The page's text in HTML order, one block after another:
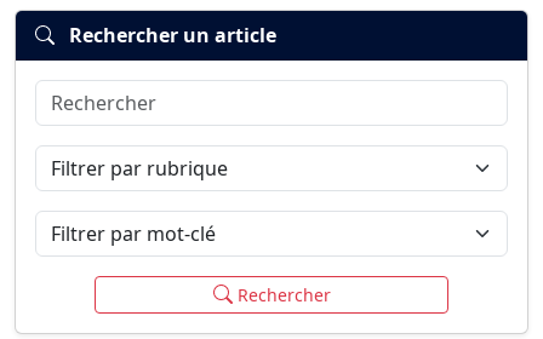
Connexion
Rechercher un article
Rechercher
Filtrer par rubrique
Filtrer par mot-clé
Rechercher